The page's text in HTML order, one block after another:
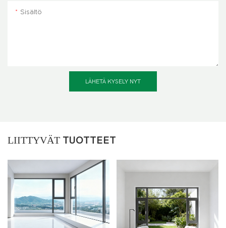
Sisältö
LÄHETÄ KYSELY NYT
LIITTYVÄT TUOTTEET